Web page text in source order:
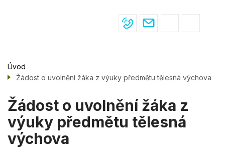
ÚŘEDNÍ DESKA
KONTAKTY
Úvod
Žádost o uvolnění žáka z výuky předmětu tělesná výchova
Žádost o uvolnění žáka z
výuky předmětu tělesná
výchova